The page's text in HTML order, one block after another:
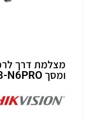
ומסך IPS AE-DC4928-N6PRO